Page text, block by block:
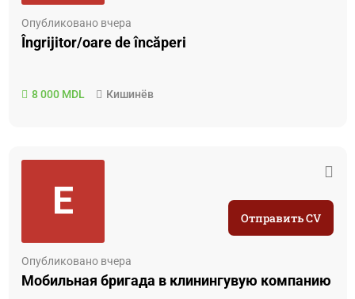
Опубликовано вчера
Îngrijitor/oare de încăperi
8 000 MDL Кишинёв
E
Опубликовано вчера
Мобильная бригада в клинингувую компанию
Отправить CV